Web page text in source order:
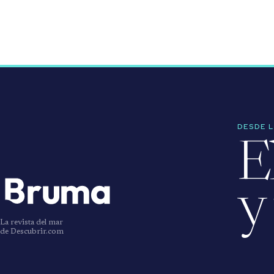
La revista del mar
de Descubrir.com
DESDE
y